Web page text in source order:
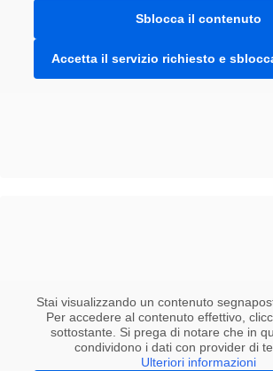
Sblocca il contenuto
Accetta il servizio richiesto e
Stai visualizzando un contenuto
Per accedere al contenuto effettivo,
sottostante. Si prega di notare che in
condividono i dati con provider di
Ulteriori informazioni